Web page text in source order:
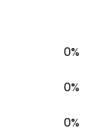
0%
0%
0%